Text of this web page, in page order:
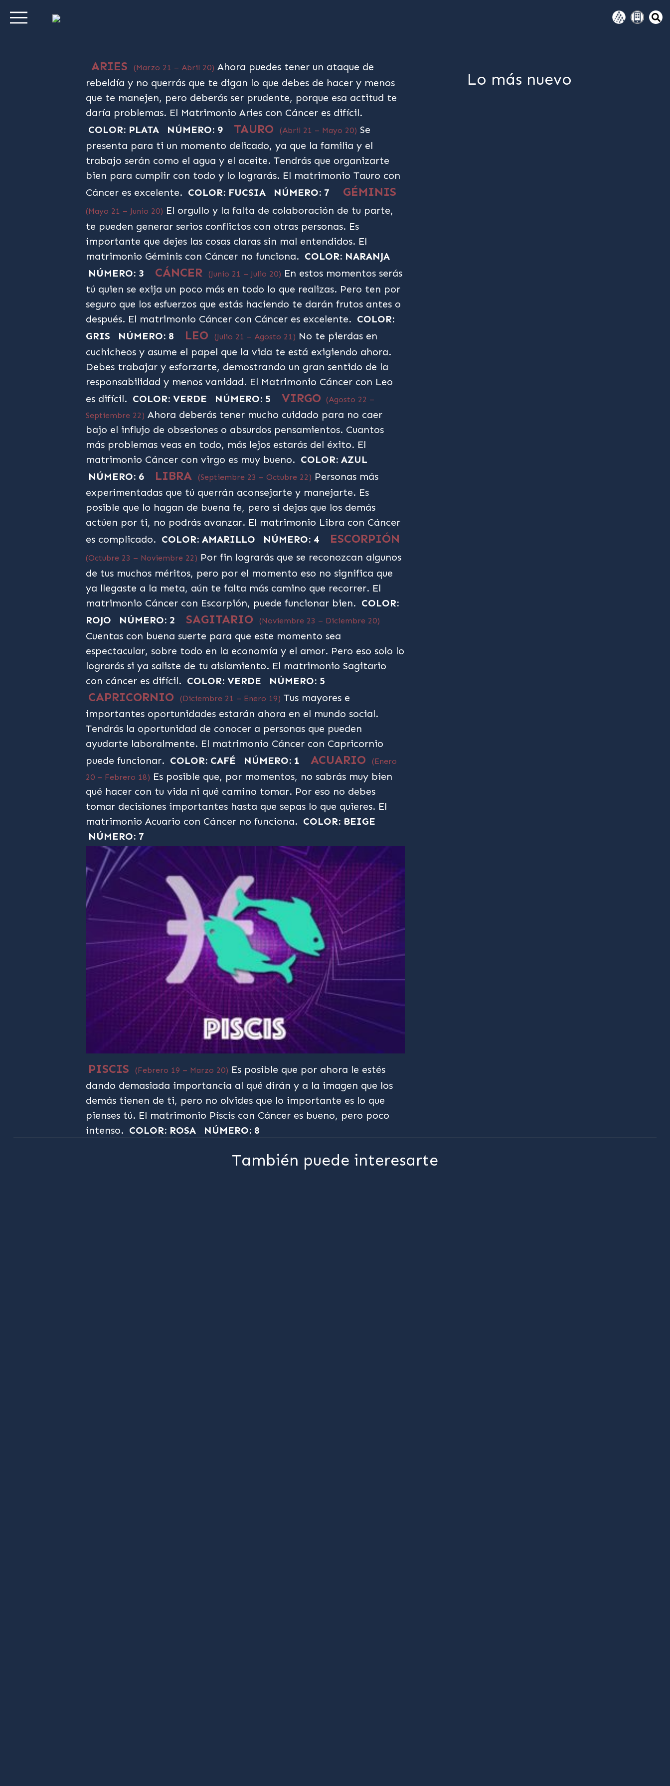
ARIES (Marzo 21 – Abril 20) Ahora puedes tener un ataque de
rebeldía y no querrás que te digan lo que debes de hacer y menos
que te manejen, pero deberás ser prudente, porque esa actitud te
daría problemas. El Matrimonio Aries con Cáncer es difícil.
COLOR: PLATA
NÚMERO: 9 TAURO (Abril 21 – Mayo 20) Se
presenta para ti un momento delicado, ya que la familia y el
trabajo serán como el agua y el aceite. Tendrás que organizarte
bien para cumplir con todo y lo lograrás. El matrimonio Tauro con
Cáncer es excelente. COLOR: FUCSIA NÚMERO: 7 GÉMINIS
(Mayo 21 – Junio 20) El orgullo y la falta de colaboración de tu parte,
te pueden generar serios conflictos con otras personas. Es
importante que dejes las cosas claras sin mal entendidos. El
matrimonio Géminis con Cáncer no funciona. COLOR: NARANJA
NÚMERO: 3
CÁNCER (Junio 21 – Julio 20) En estos momentos serás
tú quien se exija un poco más en todo lo que realizas. Pero ten por
seguro que los esfuerzos que estás haciendo te darán frutos antes o
después. El matrimonio Cáncer con Cáncer es excelente. COLOR:
GRIS
NÚMERO: 8 LEO (Julio 21 – Agosto 21) No te pierdas en
cuchicheos y asume el papel que la vida te está exigiendo ahora.
Debes trabajar y esforzarte, demostrando un gran sentido de la
responsabilidad y menos vanidad. El Matrimonio Cáncer con Leo
es difícil. COLOR: VERDE NÚMERO: 5 VIRGO (Agosto 22 –
Septiembre 22) Ahora deberás tener mucho cuidado para no caer
bajo el influjo de obsesiones o absurdos pensamientos. Cuantos
más problemas veas en todo, más lejos estarás del éxito. El
matrimonio Cáncer con virgo es muy bueno. COLOR: AZUL
NÚMERO: 6
LIBRA (Septiembre 23 – Octubre 22) Personas más
experimentadas que tú querrán aconsejarte y manejarte. Es
posible que lo hagan de buena fe, pero si dejas que los demás
actúen por ti, no podrás avanzar. El matrimonio Libra con Cáncer
es complicado. COLOR: AMARILLO NÚMERO: 4 ESCORPIÓN
(Octubre 23 – Noviembre 22) Por fin lograrás que se reconozcan algunos
de tus muchos méritos, pero por el momento eso no significa que
ya llegaste a la meta, aún te falta más camino que recorrer. El
matrimonio Cáncer con Escorpión, puede funcionar bien. COLOR:
ROJO
NÚMERO: 2 SAGITARIO (Noviembre 23 – Diciembre 20)
Cuentas con buena suerte para que este momento sea
espectacular, sobre todo en la economía y el amor. Pero eso solo lo
lograrás si ya saliste de tu aislamiento. El matrimonio Sagitario
con cáncer es difícil. COLOR: VERDE NÚMERO: 5
CAPRICORNIO (Diciembre 21 – Enero 19) Tus mayores e
importantes oportunidades estarán ahora en el mundo social.
Tendrás la oportunidad de conocer a personas que pueden
ayudarte laboralmente. El matrimonio Cáncer con Capricornio
puede funcionar. COLOR: CAFÉ NÚMERO: 1 ACUARIO
(Enero
20 – Febrero 18) Es posible que, por momentos, no sabrás muy bien
qué hacer con tu vida ni qué camino tomar. Por eso no debes
tomar decisiones importantes hasta que sepas lo que quieres. El
matrimonio Acuario con Cáncer no funciona. COLOR: BEIGE
NÚMERO: 7
PISCIS (Febrero 19 – Marzo 20) Es posible que por ahora le estés
dando demasiada importancia al qué dirán y a la imagen que los
demás tienen de ti, pero no olvides que lo importante es lo que
pienses tú. El matrimonio Piscis con Cáncer es bueno, pero poco
intenso. COLOR: ROSA NÚMERO: 8
Lo más nuevo
También puede interesarte